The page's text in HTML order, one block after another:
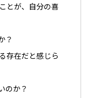
とが、自分の喜
？
存在だと感じら
のか？